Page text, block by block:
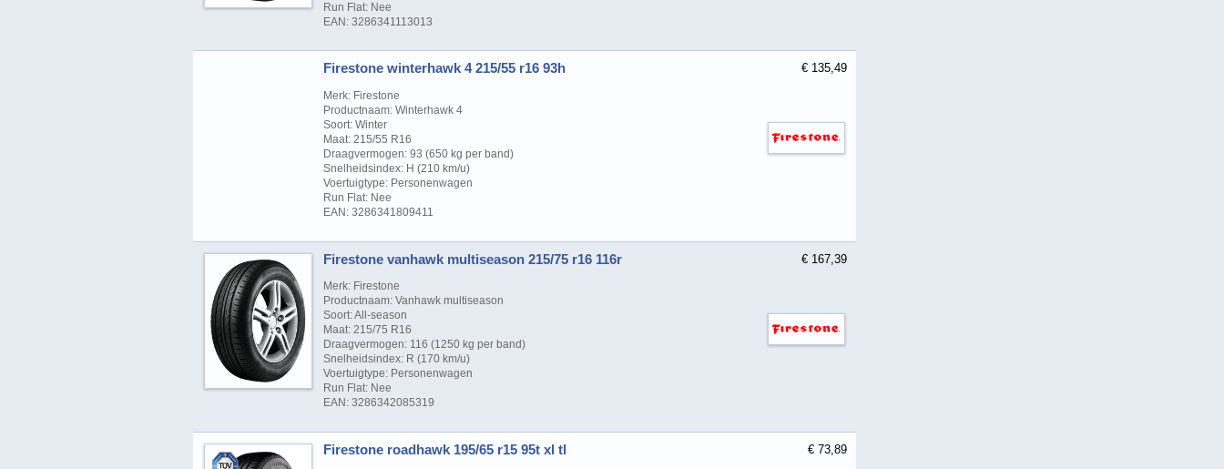
Run Flat: Nee
EAN: 3286341113013
Firestone winterhawk 4 215/55 r16 93h
Merk: Firestone
Productnaam: Winterhawk 4
Soort: Winter
Maat: 215/55 R16
Draagvermogen: 93 (650 kg per band)
Snelheidsindex: H (210 km/u)
Voertuigtype: Personenwagen
Run Flat: Nee
EAN: 3286341809411
€ 135,49
Firestone vanhawk multiseason 215/75 r16 116r
Merk: Firestone
Productnaam: Vanhawk multiseason
Soort: All-season
Maat: 215/75 R16
Draagvermogen: 116 (1250 kg per band)
Snelheidsindex: R (170 km/u)
Voertuigtype: Personenwagen
Run Flat: Nee
EAN: 3286342085319
€ 167,39
Firestone roadhawk 195/65 r15 95t xl tl € 73,89